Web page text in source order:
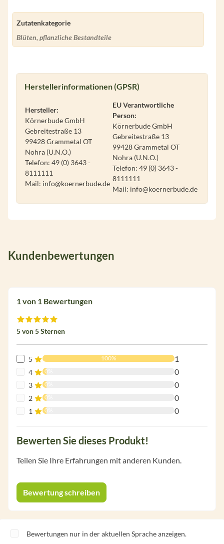
Zutatenkategorie
Blüten, pflanzliche Bestandteile
Herstellerinformationen (GPSR)
Hersteller:
Körnerbude GmbH
Gebreitestraße 13
99428 Grammetal OT
Nohra (U.N.O.)
Telefon: 49 (0) 3643 -
8111111
Mail: info@koernerbude.de
EU Verantwortliche
Person:
Körnerbude GmbH
Gebreitestraße 13
99428 Grammetal OT
Nohra (U.N.O.)
Telefon: 49 (0) 3643 -
8111111
Mail: info@koernerbude.de
Kundenbewertungen
1 von 1 Bewertungen
Durchschnittliche Bewertung von 5 von 5 Sternen
5 von 5 Sternen
5 100% 1
4 0% 0
3 0% 0
2 0% 0
1 0% 0
Bewerten Sie dieses Produkt!
Teilen Sie Ihre Erfahrungen mit anderen Kunden.
Bewertung schreiben
Bewertungen nur in der aktuellen Sprache anzeigen.